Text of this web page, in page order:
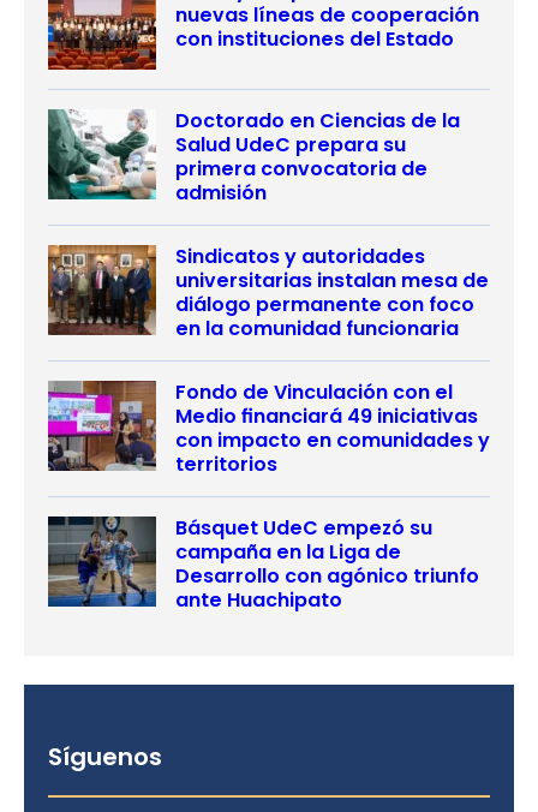
nuevas líneas de cooperación
con instituciones del Estado
Doctorado en Ciencias de la
Salud UdeC prepara su
primera convocatoria de
admisión
Sindicatos y autoridades
universitarias instalan mesa de
diálogo permanente con foco
en la comunidad funcionaria
Fondo de Vinculación con el
Medio financiará 49 iniciativas
con impacto en comunidades y
territorios
Básquet UdeC empezó su
campaña en la Liga de
Desarrollo con agónico triunfo
ante Huachipato
Síguenos